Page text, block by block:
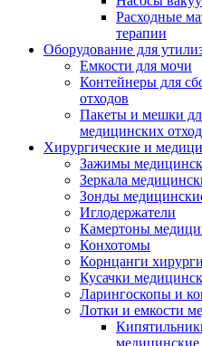
Расходные
терапии
Оборудование для
Емкости для мочи
Контейнеры для
отходов
Пакеты и мешки
медицинских
Хирургические и
Зажимы
Зеркала
Зонды
Иглодержатели
Камертоны
Конхотомы
Корнцанги
Кусачки
Ларингоскопы и
Лотки и емкости